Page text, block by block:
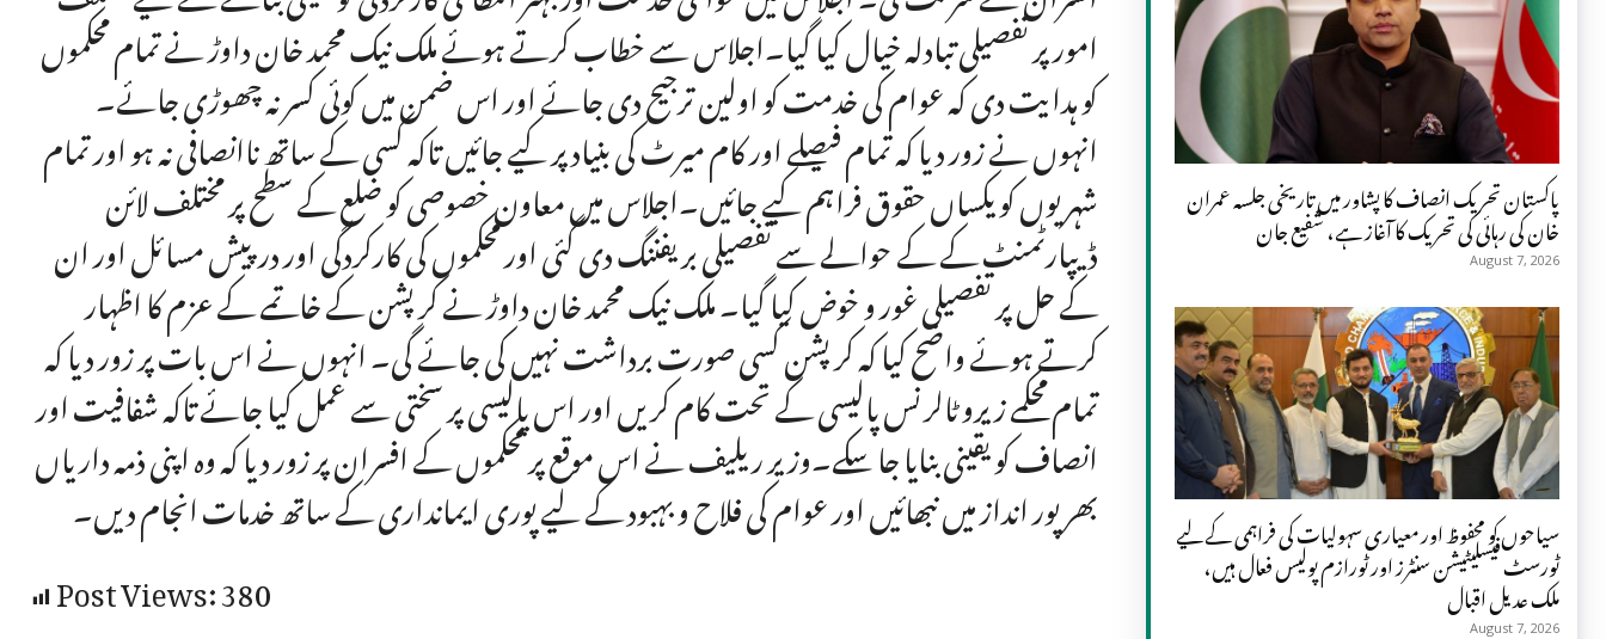
امور پر تفصیلی تبادلہ خیال کیا گیا۔اجلاس سے خطاب کرتے ہوئے ملک نیک محمد خان داوڑ نے تمام محکموں
کو ہدایت دی کہ عوام کی خدمت کو اولین ترجیح دی جائے اور اس ضمن میں کوئی کسر نہ چھوڑی جائے۔
انہوں نے زور دیا کہ تمام فیصلے اور کام میرٹ کی بنیاد پر کیے جائیں تاکہ کسی کے ساتھ ناانصافی نہ ہو اور تمام
شہریوں کو یکساں حقوق فراہم کیے جائیں۔اجلاس میں معاون خصوصی کو ضلع کے سطح پر مختلف لائن
ڈیپارٹمنٹ کے کے حوالے سے تفصیلی بریفننگ دی گئی اور محکموں کی کارکردگی اور درپیش مسائل اور ان
کے حل پر تفصیلی غور و خوض کیا گیا۔ ملک نیک محمد خان داوڑ نے کرپشن کے خاتمے کے عزم کا اظہار
کرتے ہوئے واضح کیا کہ کرپشن کسی صورت برداشت نہیں کی جائے گی۔ انہوں نے اس بات پر زور دیا کہ
تمام محکمے زیرو ٹالرنس پالیسی کے تحت کام کریں اور اس پالیسی پر سختی سے عمل کیا جائے تاکہ شفافیت اور
انصاف کو یقینی بنایا جا سکے۔وزیر ریلیف نے اس موقع پر محکموں کے افسران پر زور دیا کہ وہ اپنی ذمہ داریاں
بھرپور انداز میں نبھائیں اور عوام کی فلاح و بہبود کے لیے پوری ایمانداری کے ساتھ خدمات انجام دیں۔
Post Views:380
پاکستان تحریک انصاف کا پشاور میں تاریخی جلسہ عمران
خان کی رہائی کی تحریک کا آغاز ہے، شفیع جان
August 7, 2026
سیاحوں کو محفوظ اور معیاری سہولیات کی فراہمی کے لیے
ٹورسٹ فیسلیٹیشن سنٹرز اور ٹورازم پولیس فعال ہیں،
ملک عدیل اقبال
August 7, 2026